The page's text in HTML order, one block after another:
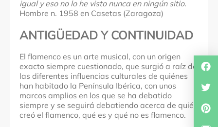
igual y eso no lo he visto nunca en ningún sitio.
Hombre n. 1958 en Casetas (Zaragoza)
ANTIGÜEDAD Y CONTINUIDAD
El flamenco es un arte musical, con un origen
exacto siempre cuestionado, que surgió a raíz de
las diferentes influencias culturales de quiénes
han habitado la Península Ibérica, con unos
marcos amplios en los que se ha debatido
siempre y se seguirá debatiendo acerca de quién
creó el flamenco, qué es y qué no es flamenco.